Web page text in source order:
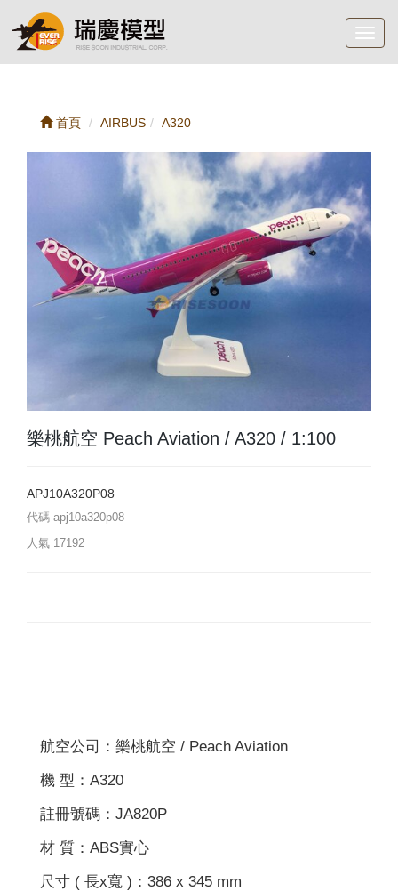
首頁 AIRBUS A320
樂桃航空 Peach Aviation / A320 / 1:100
APJ10A320P08
代碼 apj10a320p08
人氣 17192
航空公司：樂桃航空 / Peach Aviation
機 型：A320
註冊號碼：JA820P
材 質：ABS實心
尺寸 ( 長x寬 )：386 x 345 mm